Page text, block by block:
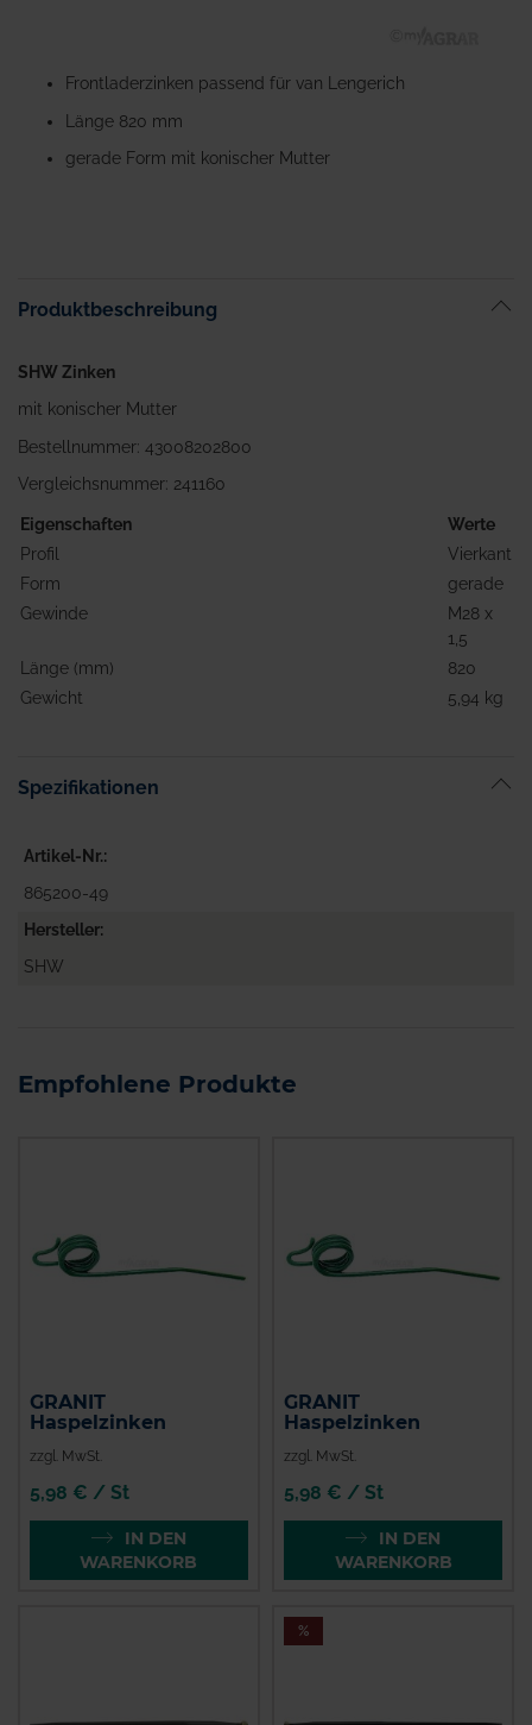
Anfang
Bildgalerie
springen
Frontladerzinken passend für van Lengerich
Länge 820 mm
gerade Form mit konischer Mutter
Produktbeschreibung
SHW Zinken
mit konischer Mutter
Bestellnummer: 43008202800
Vergleichsnummer: 241160
Eigenschaften
Werte
Profil
Vierkant
Form
gerade
Gewinde
M28 x
1,5
Länge (mm)
820
Gewicht
5,94 kg
Spezifikationen
Artikel-Nr.
865200-49
Hersteller
SHW
Empfohlene Produkte
GRANIT
Haspelzinken
zzgl. MwSt.
5,98 € / St
IN DEN
WARENKORB
GRANIT
Haspelzinken
zzgl. MwSt.
5,98 € / St
IN DEN
WARENKORB
%